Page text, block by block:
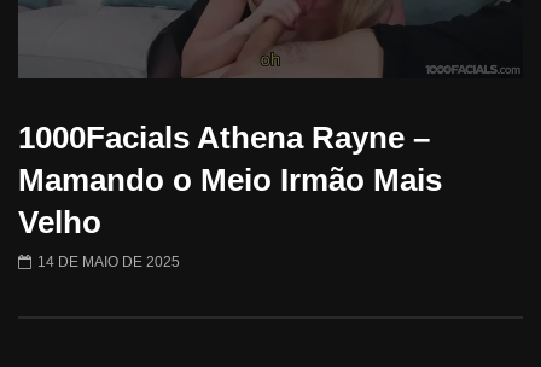
1000Facials Athena Rayne –
Mamando o Meio Irmão Mais
Velho
14 DE MAIO DE 2025